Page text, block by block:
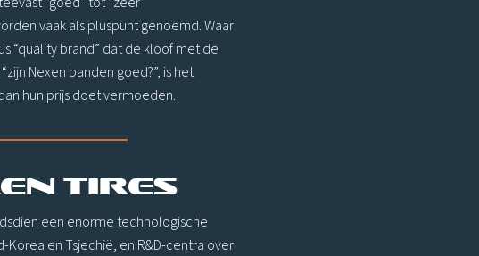
vaak als pluspunt genoemd. Waar
“quality brand” dat de kloof met de
Nexen banden goed?”, is het
hun prijs doet vermoeden.
tires
een enorme technologische
en Tsjechië, en R&D-centra over